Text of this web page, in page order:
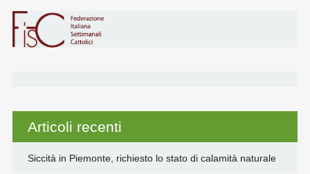
Articoli recenti
Siccità in Piemonte, richiesto lo stato di calamità naturale